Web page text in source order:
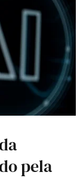
pela